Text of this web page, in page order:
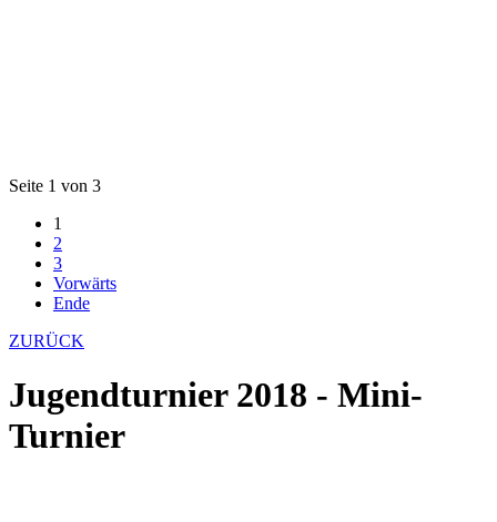
Seite 1 von 3
1
2
3
Vorwärts
Ende
ZURÜCK
Jugendturnier 2018 - Mini-
Turnier